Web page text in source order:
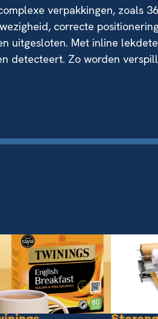
verpakkingen, zoals
correcte
uitgesloten. Met inline
detecteert. Zo worden